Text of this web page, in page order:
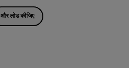
और लोड कीजिए